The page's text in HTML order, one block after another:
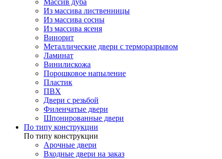
Массив дуба
Из массива лиственницы
Из массива сосны
Из массива ясеня
Винорит
Металлические двери с терморазрывом
Ламинат
Винилискожа
Порошковое напыление
Пластик
ПВХ
Двери с резьбой
Филенчатые двери
Шпонированные двери
По типу конструкции
По типу конструкции
Арочные двери
Входные двери на заказ